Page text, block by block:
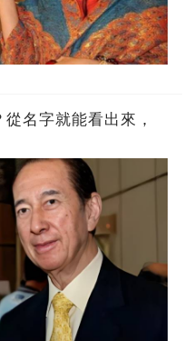
名字就能看出來，